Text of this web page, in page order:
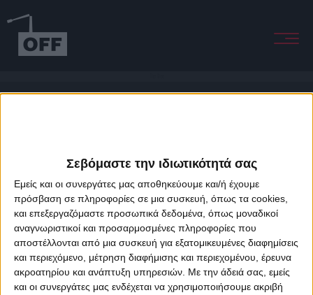
Σεβόμαστε την ιδιωτικότητά σας
Εμείς και οι συνεργάτες μας αποθηκεύουμε και/ή έχουμε
πρόσβαση σε πληροφορίες σε μια συσκευή, όπως τα cookies,
και επεξεργαζόμαστε προσωπικά δεδομένα, όπως μοναδικοί
αναγνωριστικοί και προσαρμοσμένες πληροφορίες που
αποστέλλονται από μια συσκευή για εξατομικευμένες διαφημίσεις
και περιεχόμενο, μέτρηση διαφήμισης και περιεχομένου, έρευνα
ακροατηρίου και ανάπτυξη υπηρεσιών. Με την άδειά σας, εμείς
και οι συνεργάτες μας ενδέχεται να χρησιμοποιήσουμε ακριβή
About Offradio Business Class Terms & Conditions
Privacy Policy
Designed & developed byporcupine colors&Fotis Alexandrou